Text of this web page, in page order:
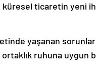
ticaretin yeni
yaşanan
ruhuna uygun